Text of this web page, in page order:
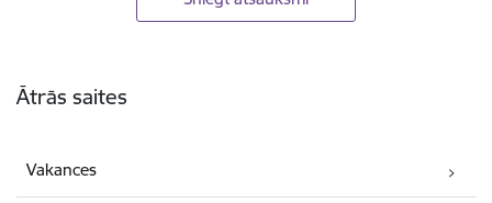
Ātrās saites
Vakances